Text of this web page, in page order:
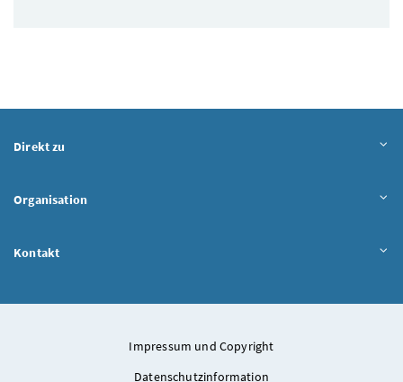
Direkt zu
Organisation
Kontakt
Impressum und Copyright
Datenschutzinformation